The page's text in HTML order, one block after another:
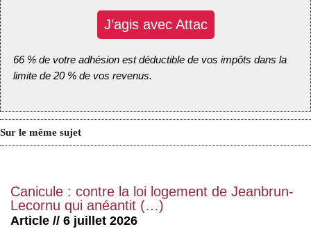
J’agis avec Attac
66 % de votre adhésion est déductible de vos impôts dans la
limite de 20 % de vos revenus.
Sur le même sujet
Canicule : contre la loi logement de Jeanbrun-
Lecornu qui anéantit (…)
Article // 6 juillet 2026